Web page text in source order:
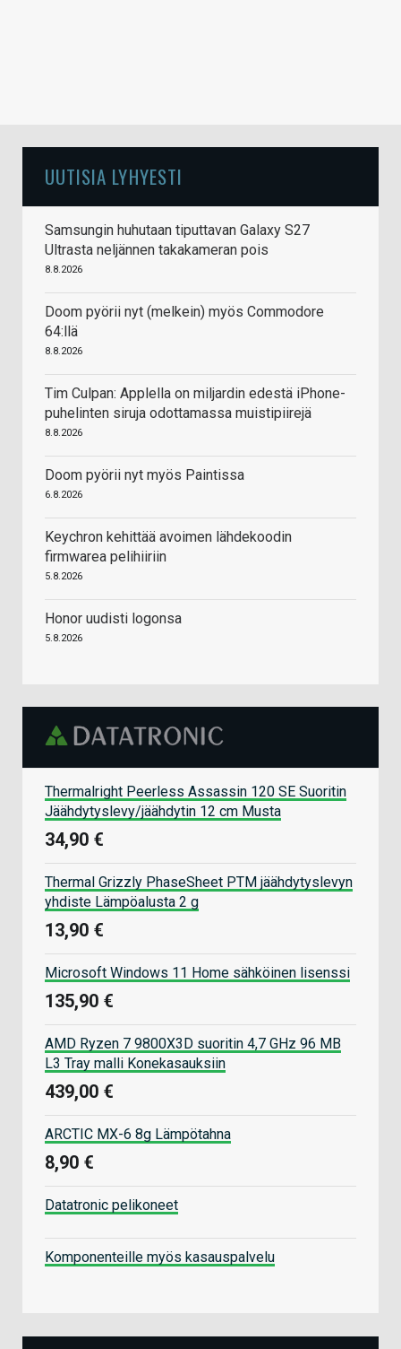
UUTISIA LYHYESTI
Samsungin huhutaan tiputtavan Galaxy S27
Ultrasta neljännen takakameran pois
8.8.2026
Doom pyörii nyt (melkein) myös Commodore
64:llä
8.8.2026
Tim Culpan: Applella on miljardin edestä iPhone-
puhelinten siruja odottamassa muistipiirejä
8.8.2026
Doom pyörii nyt myös Paintissa
6.8.2026
Keychron kehittää avoimen lähdekoodin
firmwarea pelihiiriin
5.8.2026
Honor uudisti logonsa
5.8.2026
Thermalright Peerless Assassin 120 SE Suoritin
Jäähdytyslevy/jäähdytin 12 cm Musta
34,90 €
Thermal Grizzly PhaseSheet PTM jäähdytyslevyn
yhdiste Lämpöalusta 2 g
13,90 €
Microsoft Windows 11 Home sähköinen lisenssi
135,90 €
AMD Ryzen 7 9800X3D suoritin 4,7 GHz 96 MB
L3 Tray malli Konekasauksiin
439,00 €
ARCTIC MX-6 8g Lämpötahna
8,90 €
Datatronic pelikoneet
Komponenteille myös kasauspalvelu